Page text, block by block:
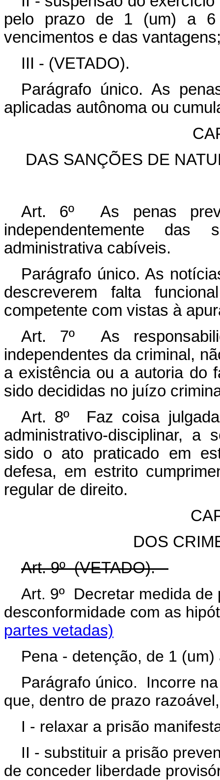
pelo prazo de 1 (um) a
vencimentos e das
III - (VETADO).
Parágrafo único. As
aplicadas autônoma ou
DAS SANÇÕES DE
Art. 6º As penas
independentemente
administrativa cabíveis.
Parágrafo único. As
descreverem falta
competente com vistas à
Art. 7º As
independentes da criminal,
a existência ou a autoria do
sido decididas no juízo
Art. 8º Faz coisa
administrativo-disciplinar, a
sido o ato praticado em
defesa, em estrito
regular de direito.
DOS
Art. 9º (VETADO).
Art. 9º Decretar medida
desconformidade com as
partes vetadas)
Pena - detenção, de 1
Parágrafo único. Incorre
que, dentro de prazo
I - relaxar a prisão
II - substituir a prisão
de conceder liberdade